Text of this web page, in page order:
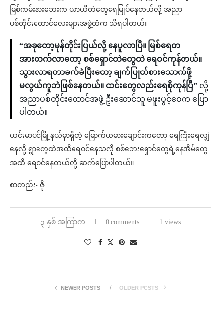
မြစ်ကမ်းနားဘေးက ယာယီတဲတွေရေမြုပ်နေတယ်လို့ အညာ
ပစ်တိုင်းထောင်လေးများအဖွဲ့ထံက သိရပါတယ်။
“အခုတော့မုန်တိုင်းပြယ်လို့ နေပူလာပြီ။ မြစ်ရေတ
အားတက်လာတော့ စစ်ရှောင်တဲတွေထဲ ရေဝင်ကုန်တယ်။
သွားလာရတာခက်ခဲပြီးတော့ ချက်ပြုတ်စားသောက်ဖို့
မလွယ်ကူဘဲဖြစ်နေတယ်။ ထင်းတွေလည်းရေစိုကုန်ပြီ” လို့
အညာပစ်တိုင်းထောင်အဖွဲ့ ဦးဆောင်သူ မဖူးပွင့်ဝေက ပြော
ပါတယ်။
ယင်းမာပင်မြို့နယ်မှာရှိတဲ့ မြောက်ယမားချောင်းကတော့ ရေကြီးရေလျှံ
နေလို့ ရွာတွေထဲအထိရေဝင်နေသလို စစ်ဘေးရှောင်တွေရဲ့နေအိမ်တွေ
အထိ ရေဝင်နေတယ်လို့ ဆက်ပြောပါတယ်။
စာတည်း- ဇို
၃ နှစ် အကြာက 0 comments 1 views
NEWER POSTS OLDER POSTS